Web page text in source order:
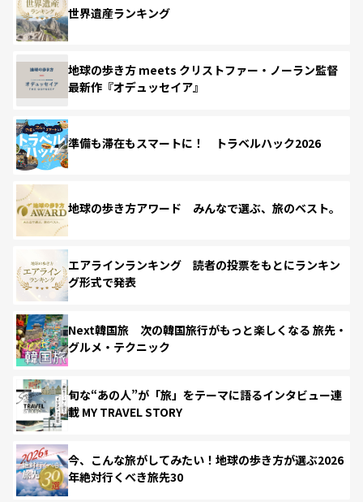
世界遺産ランキング
地球の歩き方 meets クリストファー・ノーラン監督
最新作『オデュッセイア』
準備も滞在もスマートに！ トラベルハック2026
地球の歩き方アワード みんなで選ぶ、旅のベスト。
エアラインランキング 読者の投票をもとにランキン
グ形式で発表
Next韓国旅 次の韓国旅行がもっと楽しくなる 旅先・
グルメ・テクニック
旬な“あの人”が「旅」をテーマに語るインタビュー連
載 MY TRAVEL STORY
今、こんな旅がしてみたい！地球の歩き方が選ぶ2026
年絶対行くべき旅先30